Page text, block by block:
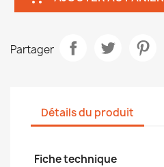
Partager
Détails du produit
Fiche technique